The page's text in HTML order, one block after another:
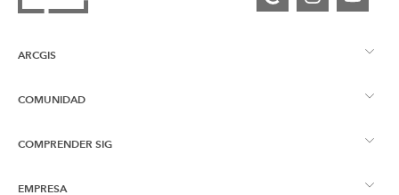
ARCGIS
Descripción general de ArcGIS
COMUNIDAD
Comunidad de Esri
COMPRENDER SIG
¿Qué son los SIG?
EMPRESA